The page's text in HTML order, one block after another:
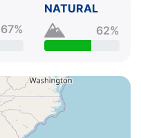
67%
NATURAL
62%